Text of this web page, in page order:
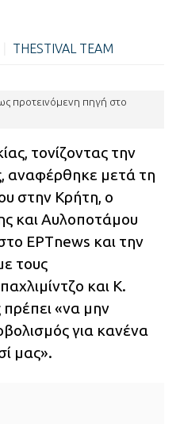
THESTIVAL TEAM
προτεινόμενη πηγή στο
τονίζοντας την
αναφέρθηκε μετά τη
στην Κρήτη, ο
και Αυλοποτάμου
ΕΡΤnews και την
τους
και Κ.
«να μην
για κανένα
μας».